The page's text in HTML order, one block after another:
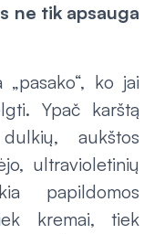
ne tik apsauga
ko jai
Ypač karštą
aukštos
ultravioletinių
papildomos
kremai, tiek